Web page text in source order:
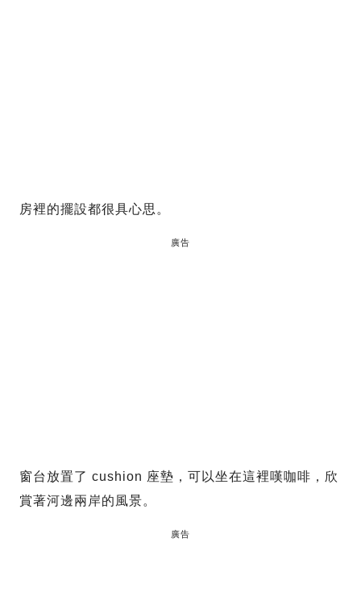
房裡的擺設都很具心思。
廣告
窗台放置了 cushion 座墊，可以坐在這裡嘆咖啡，欣
賞著河邊兩岸的風景。
廣告